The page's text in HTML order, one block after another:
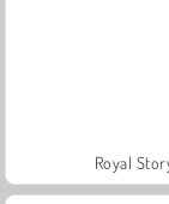
Royal